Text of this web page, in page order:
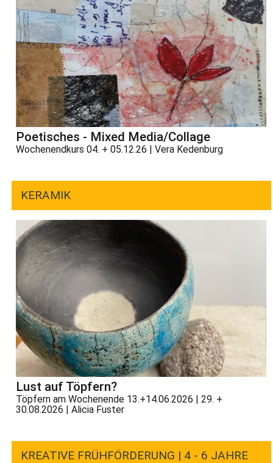
Poetisches - Mixed Media/Collage
Wochenendkurs 04. + 05.12.26 | Vera Kedenburg
KERAMIK
Lust auf Töpfern?
Töpfern am Wochenende 13.+14.06.2026 | 29. +
30.08.2026 | Alicia Fuster
KREATIVE FRÜHFÖRDERUNG | 4 - 6 JAHRE